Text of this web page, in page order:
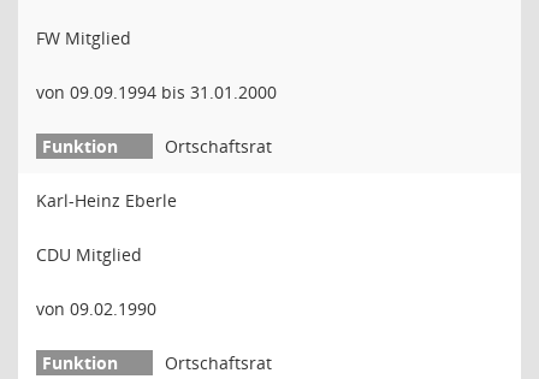
FW Mitglied
von 09.09.1994 bis 31.01.2000
Ortschaftsrat
Karl-Heinz Eberle
CDU Mitglied
von 09.02.1990
Ortschaftsrat